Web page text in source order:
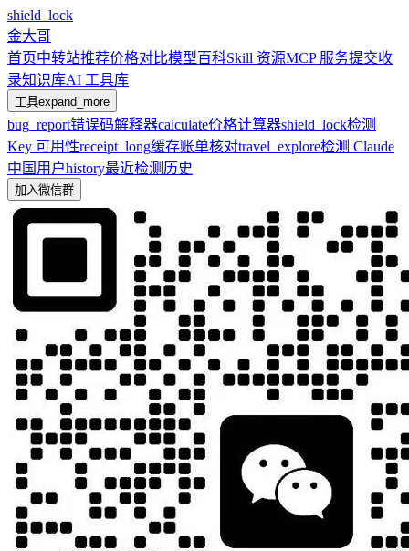
shield_lock
金大哥
首页中转站推荐价格对比模型百科Skill 资源MCP 服务提交收
录知识库AI 工具库
工具expand_more
bug_report错误码解释器calculate价格计算器shield_lock检测
Key 可用性receipt_long缓存账单核对travel_explore检测 Claude
中国用户history最近检测历史
加入微信群